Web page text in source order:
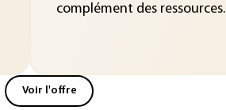
complément des ressources.
Voir l'offre